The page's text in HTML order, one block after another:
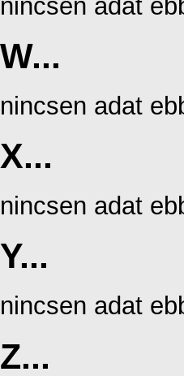
nincsen adat
W...
nincsen adat
X...
nincsen adat
Y...
nincsen adat
Z...